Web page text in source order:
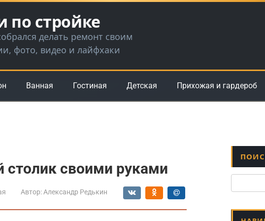
по стройке
делать ремонт своим
фото, видео и лайфхаки
Ванная Гостиная Детская Прихожая и гардероб
столик своими руками
Автор: Александр Редькин